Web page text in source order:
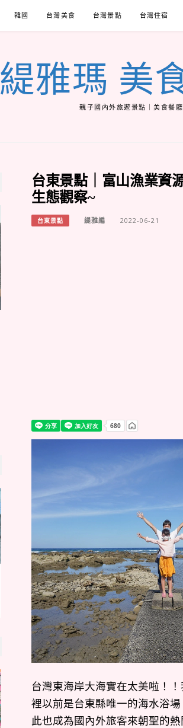
韓國 台灣美食 台灣景點 台灣住宿
緹雅瑪 美
親子國內外旅遊景點｜美食餐
台東景點｜富山漁業資
生態觀察~
台東景點 緹雅編 2022-06-21
台灣東海岸大海實在太美啦！
裡以前是台東縣唯一的海水浴場
此也成為國內外旅客來朝聖的